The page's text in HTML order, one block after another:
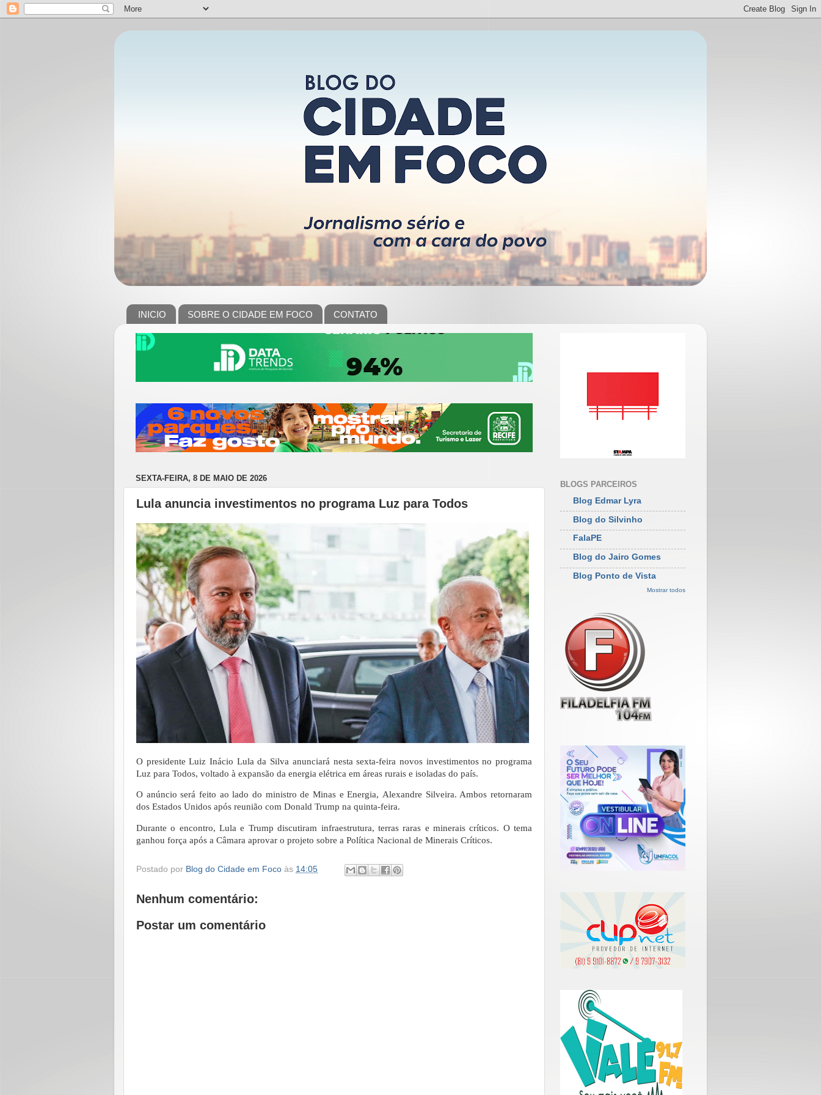
INICIO SOBRE O CIDADE EM FOCO CONTATO
SEXTA-FEIRA, 8 DE MAIO DE 2026
Lula anuncia investimentos no programa Luz para Todos
O presidente Luiz Inácio Lula da Silva anunciará nesta sexta-feira novos investimentos no programa
Luz para Todos, voltado à expansão da energia elétrica em áreas rurais e isoladas do país.
O anúncio será feito ao lado do ministro de Minas e Energia, Alexandre Silveira. Ambos retornaram
dos Estados Unidos após reunião com Donald Trump na quinta-feira.
Durante o encontro, Lula e Trump discutiram infraestrutura, terras raras e minerais críticos. O tema
ganhou força após a Câmara aprovar o projeto sobre a Política Nacional de Minerais Críticos.
Postado por Blog do Cidade em Foco às 14:05
Nenhum comentário:
Postar um comentário
BLOGS PARCEIROS
Blog Edmar Lyra
Blog do Silvinho
FalaPE
Blog do Jairo Gomes
Blog Ponto de Vista
Mostrar todos